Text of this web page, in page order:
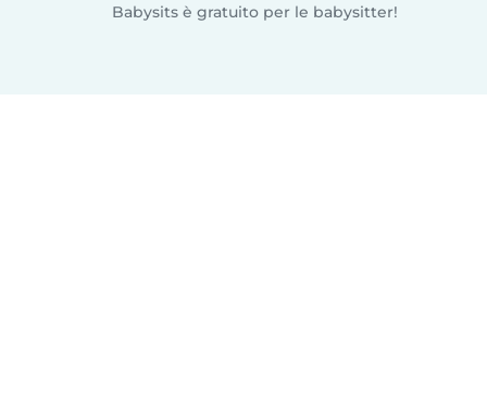
Babysits è gratuito per le babysitter!